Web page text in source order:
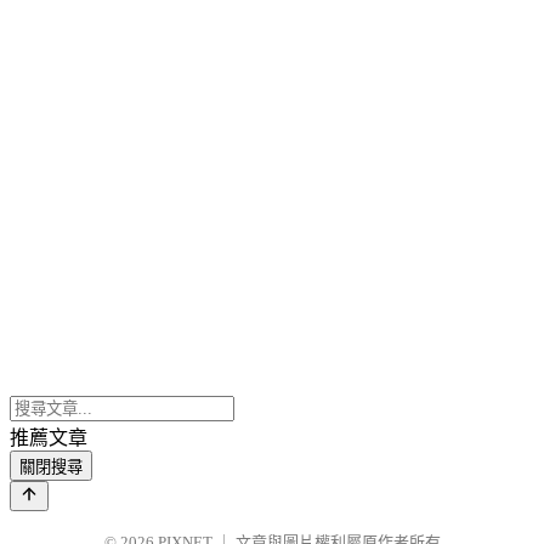
推薦文章
關閉搜尋